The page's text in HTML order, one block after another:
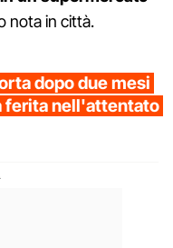
nota in città.
dopo due mesi
ferita nell'attentato